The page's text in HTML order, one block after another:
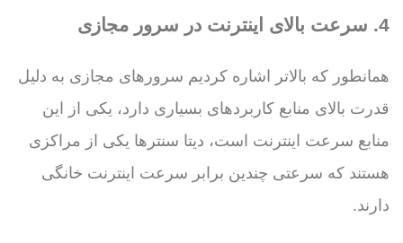
4. سرعت بالای اینترنت در سرور مجازی
همانطور که بالاتر اشاره کردیم سرورهای مجازی به دلیل
قدرت بالای منابع کاربردهای بسیاری دارد، یکی از این
منابع سرعت اینترنت است، دیتا سنترها یکی از مراکزی
هستند که سرعتی چندین برابر سرعت اینترنت خانگی
دارند.